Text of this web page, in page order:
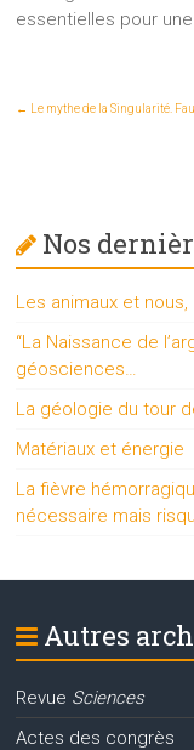
essentielles pour une
← Le mythe de la Singularité.
Nos
Les animaux et
“La Naissance de
géosciences…
La géologie du tour
Matériaux et énergie
La fièvre
nécessaire mais
Autres
Revue Sciences
Actes des congrès